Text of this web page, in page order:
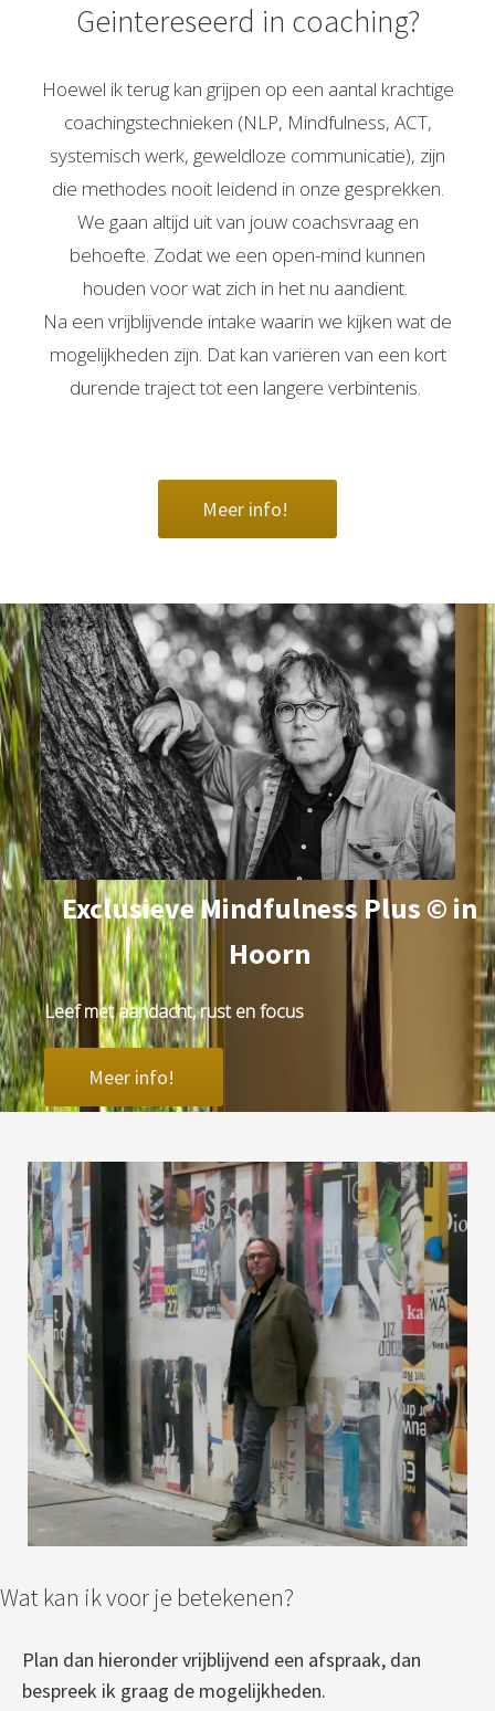
Geintereseerd in coaching?
Hoewel ik terug kan grijpen op een aantal krachtige
coachingstechnieken (NLP, Mindfulness, ACT,
systemisch werk, geweldloze communicatie), zijn
die methodes nooit leidend in onze gesprekken.
We gaan altijd uit van jouw coachsvraag en
behoefte. Zodat we een open-mind kunnen
houden voor wat zich in het nu aandient.
Na een vrijblijvende intake waarin we kijken wat de
mogelijkheden zijn. Dat kan variëren van een kort
durende traject tot een langere verbintenis.
Meer info!
Exclusieve Mindfulness Plus © in
Hoorn
Leef met aandacht, rust en focus
Meer info!
Wat kan ik voor je betekenen?
Plan dan hieronder vrijblijvend een afspraak, dan
bespreek ik graag de mogelijkheden.